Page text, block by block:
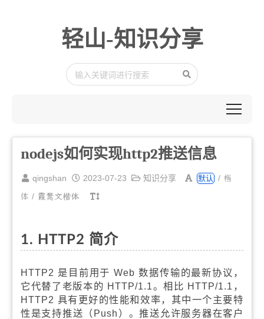
轻山-知识分享
nodejs如何实现http2推送信息
qingshan 2023-07-23 知识分享 默认 / 楷
体 / 霞鹜文楷体
1. HTTP2 简介
HTTP2 是目前用于 Web 数据传输的最新协议，
它代替了老版本的 HTTP/1.1。相比 HTTP/1.1，
HTTP2 具有更好的性能和效率，其中一个主要特
性是支持推送（Push）。推送允许服务器在客户